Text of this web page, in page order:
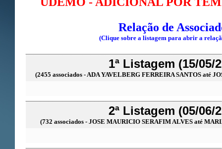
Relação de
(Clique sobre a listagem para abrir a
1ª Listagem (15/05/
(2455 associados - ADA YAVELBERG FERREIRA SANTOS até
2ª Listagem (05/06/
(732 associados - JOSE MAURICIO SERAFIM ALVES até